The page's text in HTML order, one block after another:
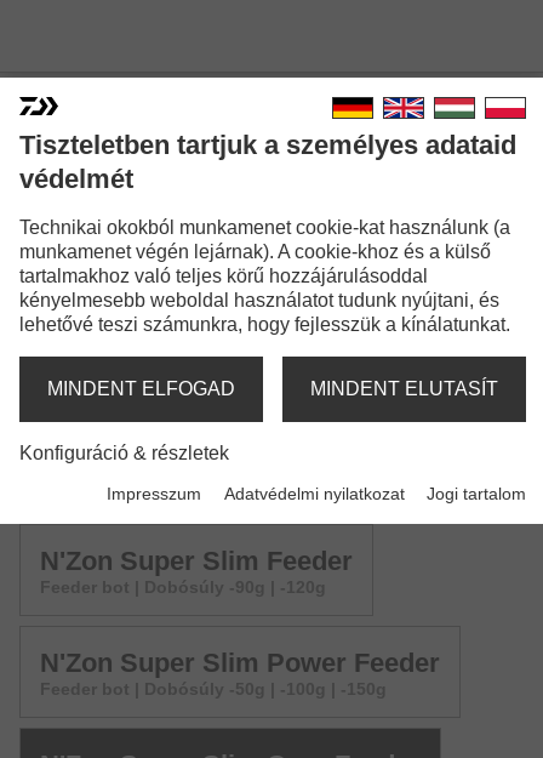
N'ZON SUPER SLIM FEEDER
Modellváltozatok: 4
N'Zon Super Slim Method Feeder
Method feeder bot | Dobósúly -30g | -40g | -60g
N'Zon Super Slim Feeder
Feeder bot | Dobósúly -90g | -120g
N'Zon Super Slim Power Feeder
Feeder bot | Dobósúly -50g | -100g | -150g
Tiszteletben tartjuk a személyes adataid
védelmét
Technikai okokból munkamenet cookie-kat használunk (a
munkamenet végén lejárnak). A cookie-khoz és a külső
tartalmakhoz való teljes körű hozzájárulásoddal
kényelmesebb weboldal használatot tudunk nyújtani, és
lehetővé teszi számunkra, hogy fejlesszük a kínálatunkat.
MINDENT ELFOGAD MINDENT ELUTASÍT
Konfiguráció & részletek
Impresszum Adatvédelmi nyilatkozat Jogi tartalom